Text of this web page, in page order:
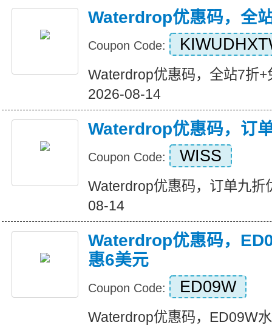
Waterdrop优惠码，全
Coupon Code:
Waterdrop优惠码，全站7折
2026-08-14
Waterdrop优惠码，订
Coupon Code: WISS
Waterdrop优惠码，订单九折
08-14
Waterdrop优惠码，
惠6美元
Coupon Code: ED09W
Waterdrop优惠码，ED09W